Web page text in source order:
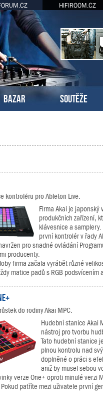
HIFIROOM.CZ
BAZAR SOUTĚŽE
kontroléru pro Ableton Live.
Firma Akai je
produkčních zařízení,
klávesnice a
první kontrolér v řady
pro snadné ovládání
producenty.
firma začala vyrábět různé
matice padů s RGB podsvícením
do rodiny Akai MPC.
Hudební stanice Akai
nástroj pro tvorbu
Tato hudební stanice
plnou kontrolu nad
doplněné o práci s
aniž by musel sebou
verze One+ oproti minulé verzi
patříte mezi uživatele první